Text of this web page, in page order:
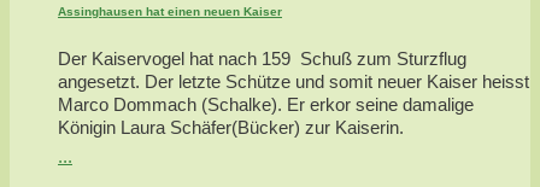
Assinghausen hat einen neuen Kaiser
Der Kaiservogel hat nach 159 Schuß zum Sturzflug
angesetzt. Der letzte Schütze und somit neuer Kaiser heisst
Marco Dommach (Schalke). Er erkor seine damalige
Königin Laura Schäfer(Bücker) zur Kaiserin.
...